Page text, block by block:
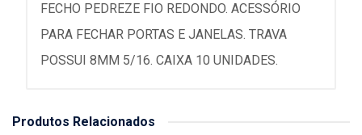
FECHO PEDREZE FIO REDONDO. ACESSÓRIO
PARA FECHAR PORTAS E JANELAS. TRAVA
POSSUI 8MM 5/16. CAIXA 10 UNIDADES.
Produtos Relacionados